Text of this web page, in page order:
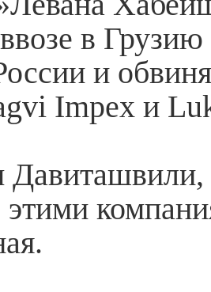
в
и
Impex и
этими